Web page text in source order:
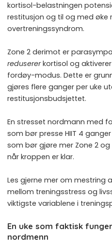
kortisol-belastningen
restitusjon og til og med øke
overtreningssyndrom.
Zone 2 derimot er
redusererkortisol og
fordøy-modus. Dette er
gjøres flere ganger per uke
restitusjonsbudsjettet.
En stresset nordmann med
som bør presse HIIT 4
som bør gjøre mer Zone 2
når kroppen er klar.
Les gjerne mer om mestring
mellom treningsstress og
viktigste variablene i
En uke som faktisk
nordmenn